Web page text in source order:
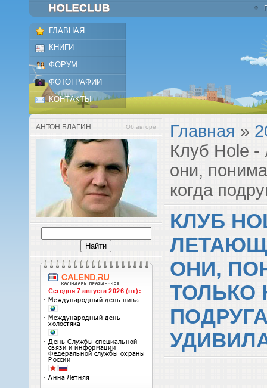
ГЛАВНАЯ
КНИГИ
ФОРУМ
ФОТОГРАФИИ
КОНТАКТЫ
АНТОН БЛАГИН Об авторе Главная »
Клуб Hole -
они,
когда
КЛУБ
ОНИ,
ТОЛЬКО